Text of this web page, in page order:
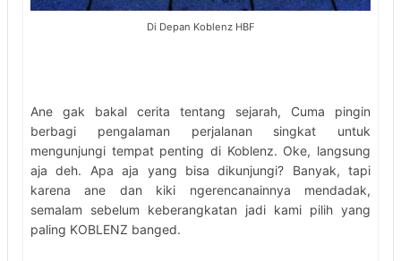
Di Depan Koblenz HBF
Ane gak bakal cerita tentang sejarah, Cuma pingin
berbagi pengalaman perjalanan singkat untuk
mengunjungi tempat penting di Koblenz. Oke, langsung
aja deh. Apa aja yang bisa dikunjungi? Banyak, tapi
karena ane dan kiki ngerencanainnya mendadak,
semalam sebelum keberangkatan jadi kami pilih yang
paling KOBLENZ banged.